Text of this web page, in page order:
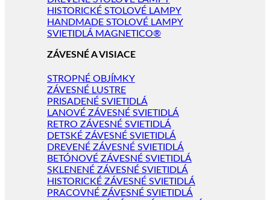
HISTORICKÉ STOLOVÉ LAMPY
HANDMADE STOLOVÉ LAMPY
SVIETIDLÁ MAGNETICO®
ZÁVESNÉ A VISIACE
STROPNÉ OBJÍMKY
ZÁVESNÉ LUSTRE
PRISADENÉ SVIETIDLÁ
LANOVÉ ZÁVESNÉ SVIETIDLÁ
RETRO ZÁVESNÉ SVIETIDLÁ
DETSKÉ ZÁVESNÉ SVIETIDLÁ
DREVENÉ ZÁVESNÉ SVIETIDLÁ
BETÓNOVÉ ZÁVESNÉ SVIETIDLÁ
SKLENENÉ ZÁVESNÉ SVIETIDLÁ
HISTORICKÉ ZÁVESNÉ SVIETIDLÁ
PRACOVNÉ ZÁVESNÉ SVIETIDLÁ